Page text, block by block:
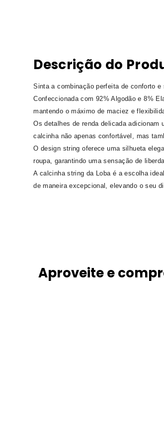
Descrição do
Sinta a combinação perfeita de conforto
Confeccionada com 92% Algodão e 8%
mantendo o máximo de maciez e
Os detalhes de renda delicada adicionam
calcinha não apenas confortável, mas
O design string oferece uma silhueta
roupa, garantindo uma sensação de
A calcinha string da Loba é a escolha
de maneira excepcional, elevando o seu
Aproveite e